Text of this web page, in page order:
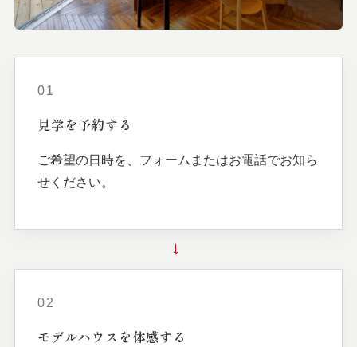
01
見学を予約する
ご希望の日時を、フォームまたはお電話でお知ら
せください。
→
02
モデルハウスを体感する